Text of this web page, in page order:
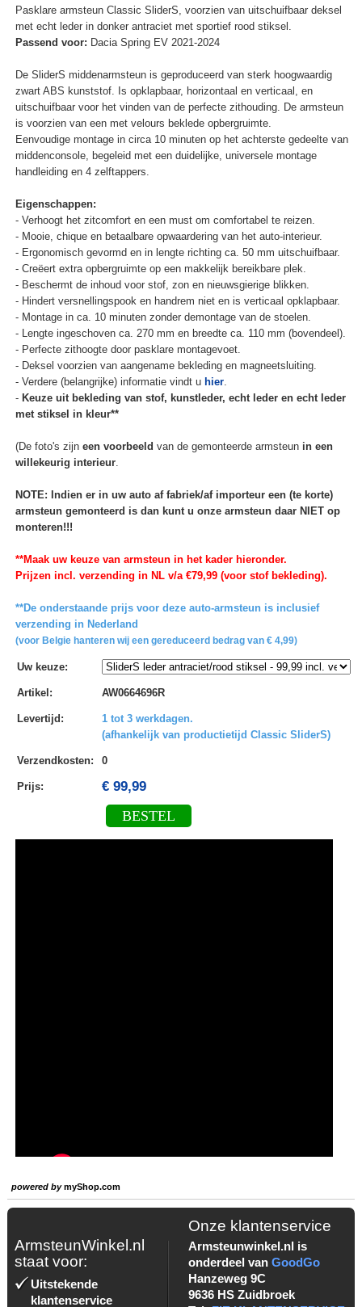
Pasklare armsteun Classic SliderS, voorzien van uitschuifbaar deksel
met echt leder in donker antraciet met sportief rood stiksel.
Passend voor: Dacia Spring EV 2021-2024
De SliderS middenarmsteun is geproduceerd van sterk hoogwaardig
zwart ABS kunststof. Is opklapbaar, horizontaal en verticaal, en
uitschuifbaar voor het vinden van de perfecte zithouding. De armsteun
is voorzien van een met velours beklede opbergruimte.
Eenvoudige montage in circa 10 minuten op het achterste gedeelte van
middenconsole, begeleid met een duidelijke, universele montage
handleiding en 4 zelftappers.
Eigenschappen:
- Verhoogt het zitcomfort en een must om comfortabel te reizen.
- Mooie, chique en betaalbare opwaardering van het auto-interieur.
- Ergonomisch gevormd en in lengte richting ca. 50 mm uitschuifbaar.
- Creëert extra opbergruimte op een makkelijk bereikbare plek.
- Beschermt de inhoud voor stof, zon en nieuwsgierige blikken.
- Hindert versnellingspook en handrem niet en is verticaal opklapbaar.
- Montage in ca. 10 minuten zonder demontage van de stoelen.
- Lengte ingeschoven ca. 270 mm en breedte ca. 110 mm (bovendeel).
- Perfecte zithoogte door pasklare montagevoet.
- Deksel voorzien van aangename bekleding en magneetsluiting.
- Verdere (belangrijke) informatie vindt u hier.
- Keuze uit bekleding van stof, kunstleder, echt leder en echt leder
met stiksel in kleur**
(De foto's zijn een voorbeeld van de gemonteerde armsteun in een
willekeurig interieur.
NOTE: Indien er in uw auto af fabriek/af importeur een (te korte)
armsteun gemonteerd is dan kunt u onze armsteun daar NIET op
monteren!!!
**Maak uw keuze van armsteun in het kader hieronder.
Prijzen incl. verzending in NL v/a €79,99 (voor stof bekleding).
**De onderstaande prijs voor deze auto-armsteun is inclusief
verzending in Nederland
(voor Belgie hanteren wij een gereduceerd bedrag van € 4,99)
Uw keuze:
Artikel : AW0664696R
Levertijd :
1 tot 3 werkdagen.
(afhankelijk van productietijd Classic SliderS)
Verzendkosten: 0
Prijs: € 99,99
BESTEL
powered bymyShop.com
ArmsteunWinkel.nl
staat voor:
Uitstekende
klantenservice
Onze klantenservice
Armsteunwinkel.nl is
onderdeel van GoodGo
Hanzeweg 9C
9636 HS Zuidbroek